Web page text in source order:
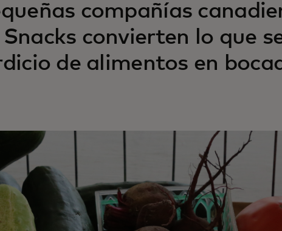
compañías
Snacks convierten lo que
de alimentos en